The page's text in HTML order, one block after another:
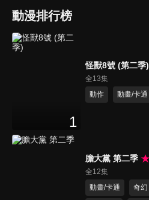
動漫排行榜
1
怪獸8號 (第二季)
全13集
動作
動畫/卡通
膽大黨 第二季
全12集
動畫/卡通
奇幻